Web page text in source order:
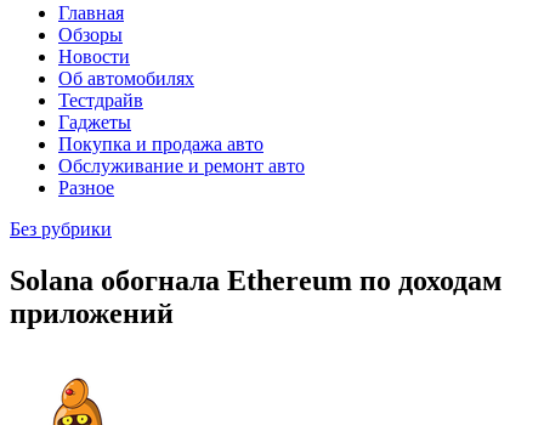
Главная
Обзоры
Новости
Об автомобилях
Тестдрайв
Гаджеты
Покупка и продажа авто
Обслуживание и ремонт авто
Разное
Без рубрики
Solana обогнала Ethereum по доходам
приложений